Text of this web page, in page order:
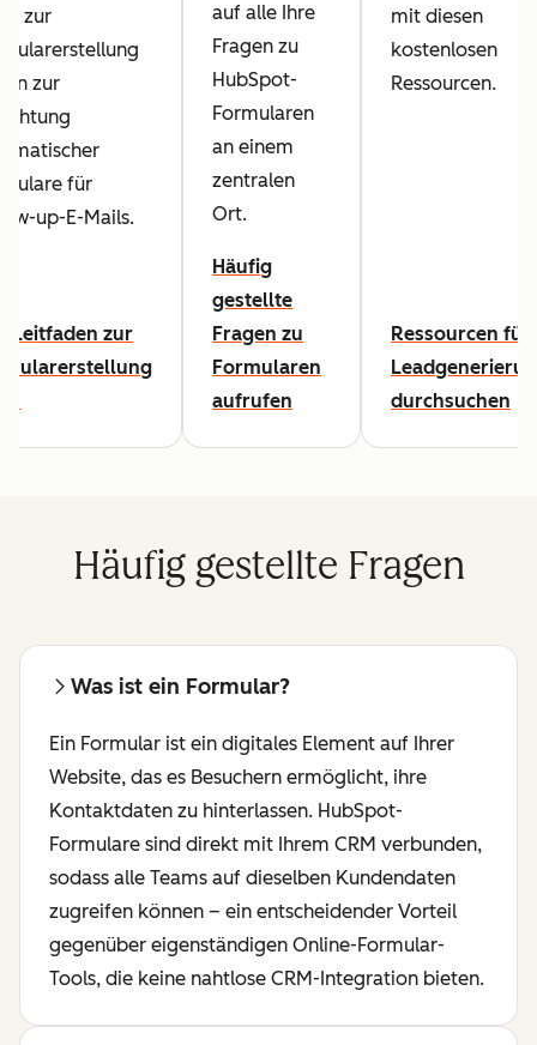
zur
zur
für
up-E-Mails.
Leitfaden zur
auf alle Ihre
Fragen zu
HubSpot-
Formularen
an einem
zentralen
Ort.
Häufig
gestellte
Fragen zu
Formularen
aufrufen
mit diesen
kostenlosen
Ressourcen.
Ressourcen für
durchsuchen
Häufig gestellte Fragen
Was ist ein Formular?
Ein Formular ist ein digitales Element auf Ihrer
Website, das es Besuchern ermöglicht, ihre
Kontaktdaten zu hinterlassen. HubSpot-
Formulare sind direkt mit Ihrem CRM verbunden,
sodass alle Teams auf dieselben Kundendaten
zugreifen können – ein entscheidender Vorteil
gegenüber eigenständigen Online-Formular-
Tools, die keine nahtlose CRM-Integration bieten.